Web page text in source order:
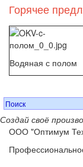
Горячее
Водяная с полом
Создай своё
ООО "Оптимум